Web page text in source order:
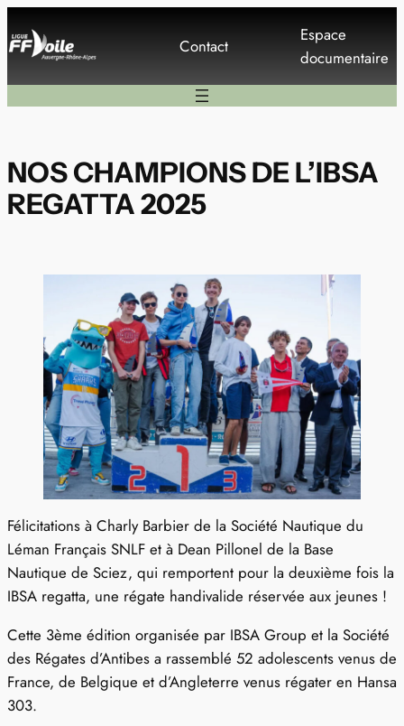
au
contenu
Contact
Espace
documentaire
NOS CHAMPIONS DE L’IBSA
REGATTA 2025
Félicitations à Charly Barbier de la Société Nautique du
Léman Français SNLF et à Dean Pillonel de la Base
Nautique de Sciez, qui remportent pour la deuxième fois la
IBSA regatta, une régate handivalide réservée aux jeunes !
Cette 3ème édition organisée par IBSA Group et la Société
des Régates d’Antibes a rassemblé 52 adolescents venus de
France, de Belgique et d’Angleterre venus régater en Hansa
303.